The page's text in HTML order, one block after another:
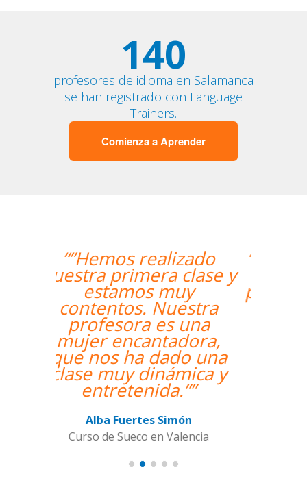
140
profesores de idioma en Salamanca
se han registrado con Language
Trainers.
Comienza a Aprender
“”Me han encontrado
un profesor nativo y
pude disfrutar de mis
clases de Swahili.””
Alexandra Keller
Curso de Swahili en Madrid